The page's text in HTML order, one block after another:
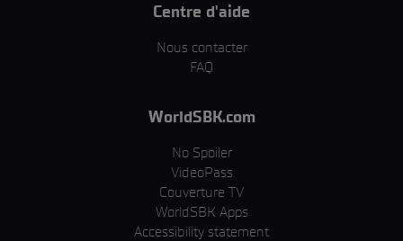
Centre d'aide
Nous contacter
FAQ
WorldSBK.com
No Spoiler
VideoPass
Couverture TV
WorldSBK Apps
Accessibility statement